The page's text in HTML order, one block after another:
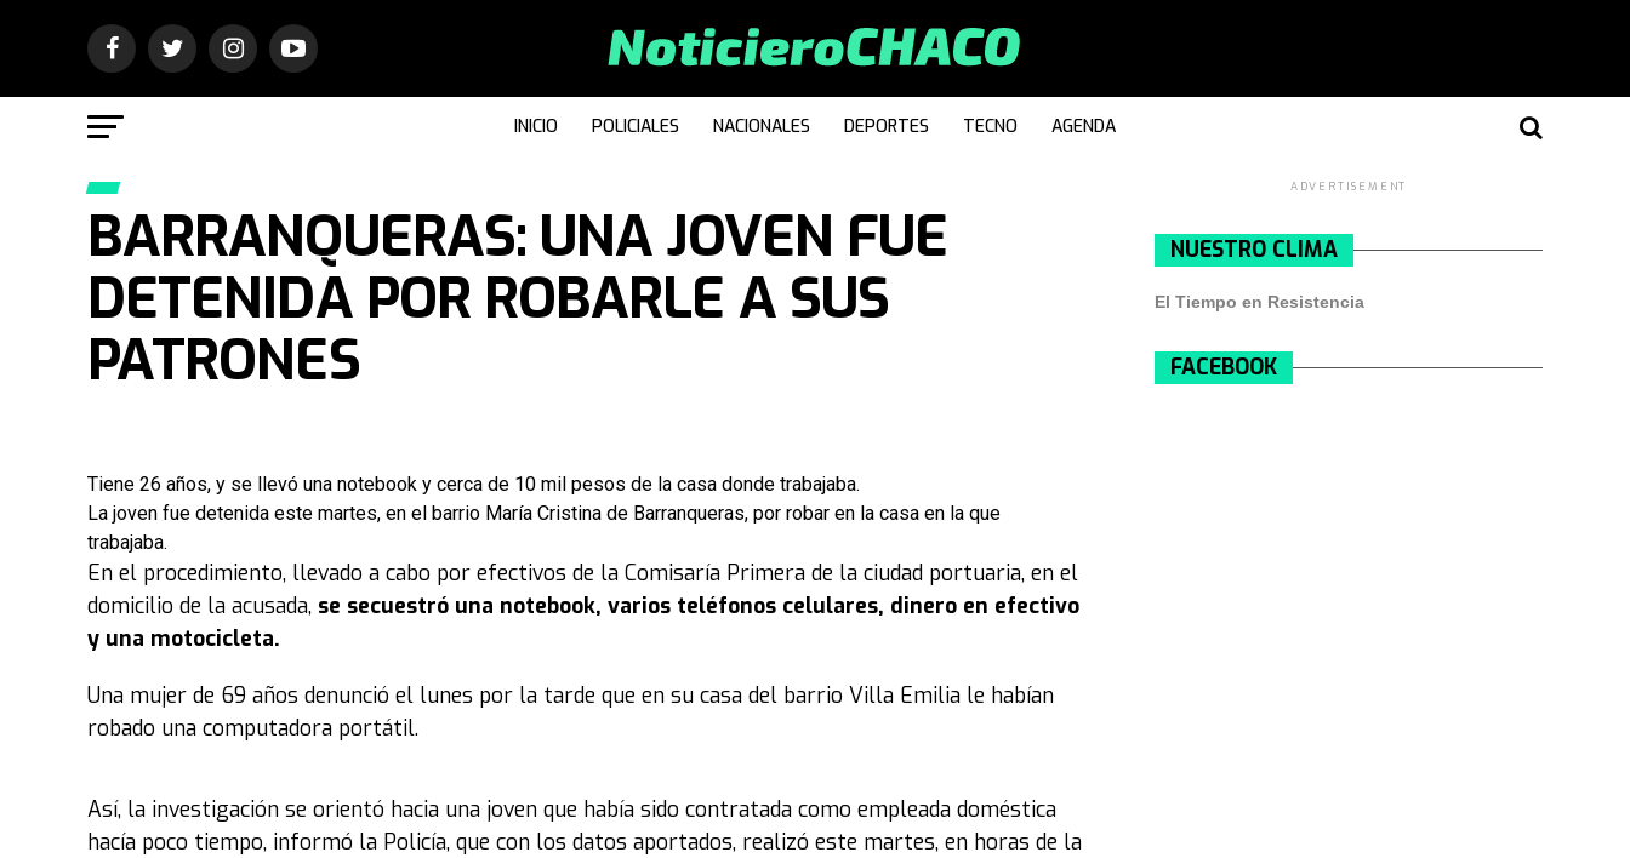
INICIO POLICIALES NACIONALES DEPORTES TECNO AGENDA
BARRANQUERAS: UNA JOVEN FUE
DETENIDA POR ROBARLE A SUS
PATRONES
Tiene 26 años, y se llevó una notebook y cerca de 10 mil pesos de la casa donde trabajaba.
La joven fue detenida este martes, en el barrio María Cristina de Barranqueras, por robar en la casa en la que
trabajaba.
En el procedimiento, llevado a cabo por efectivos de la Comisaría Primera de la ciudad portuaria, en el
domicilio de la acusada, se secuestró una notebook, varios teléfonos celulares, dinero en efectivo
y una motocicleta.
Una mujer de 69 años denunció el lunes por la tarde que en su casa del barrio Villa Emilia le habían
robado una computadora portátil.
Así, la investigación se orientó hacia una joven que había sido contratada como empleada doméstica
hacía poco tiempo, informó la Policía, que con los datos aportados, realizó este martes, en horas de la
ADVERTISEMENT
NUESTRO CLIMA
El Tiempo en Resistencia
FACEBOOK